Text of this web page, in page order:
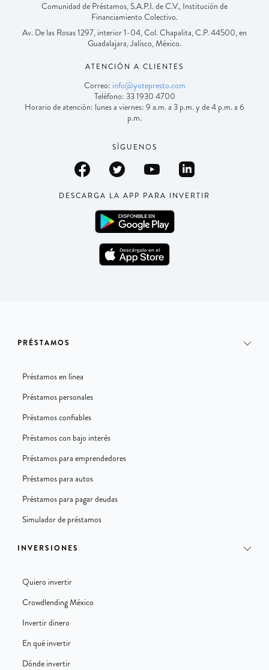
Comunidad de Préstamos, S.A.P.I. de C.V., Institución de
Financiamiento Colectivo.
Av. De las Rosas 1297, interior 1-04, Col. Chapalita, C.P. 44500, en
Guadalajara, Jalisco, México.
ATENCIÓN A CLIENTES
Correo: info@yotepresto.com
Teléfono: 33 1930 4700
Horario de atención: lunes a viernes: 9 a.m. a 3 p.m. y de 4 p.m. a 6
p.m.
SÍGUENOS
DESCARGA LA APP PARA INVERTIR
PRÉSTAMOS
Préstamos en línea
Préstamos personales
Préstamos confiables
Préstamos con bajo interés
Préstamos para emprendedores
Préstamos para autos
Préstamos para pagar deudas
Simulador de préstamos
INVERSIONES
Quiero invertir
Crowdlending México
Invertir dinero
En qué invertir
Dónde invertir